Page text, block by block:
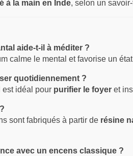
à la main en Inde, selon un
aide-t-il à méditer ?
calme le mental et favorise un
quotidiennement ?
est idéal pour purifier le foyer et
sont fabriqués à partir de résine
avec un encens classique ?